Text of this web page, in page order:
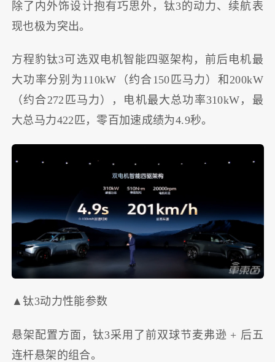
除了内外饰设计抱有巧思外，钛3的动力、续航表
现也极为突出。
方程豹钛3可选双电机智能四驱架构，前后电机最
大功率分别为110kW（约合150匹马力）和200kW
（约合272匹马力），电机最大总功率310kW，最
大总马力422匹，零百加速成绩为4.9秒。
▲钛3动力性能参数
悬架配置方面，钛3采用了前双球节麦弗逊 + 后五
连杆悬架的组合。